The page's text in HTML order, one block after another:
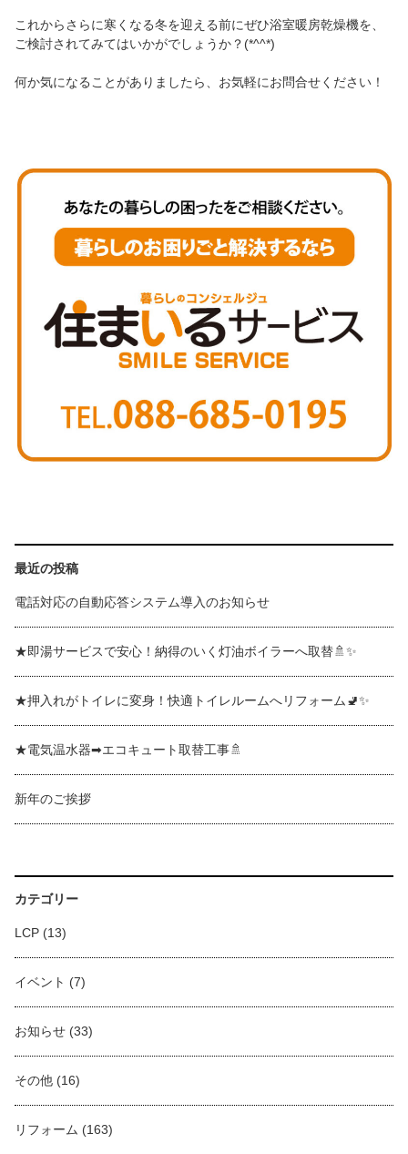
これからさらに寒くなる冬を迎える前にぜひ浴室暖房乾燥機を、
ご検討されてみてはいかがでしょうか？(*^^*)
何か気になることがありましたら、お気軽にお問合せください！
最近の投稿
電話対応の自動応答システム導入のお知らせ
★即湯サービスで安心！納得のいく灯油ボイラーへ取替🚿✨
★押入れがトイレに変身！快適トイレルームへリフォーム🚽✨
★電気温水器➡エコキュート取替工事🚿
新年のご挨拶
カテゴリー
LCP (13)
イベント (7)
お知らせ (33)
その他 (16)
リフォーム (163)